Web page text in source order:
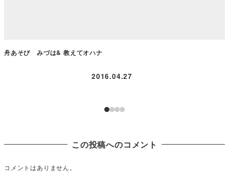
舟あそび みづは& 教えてオハナ
2016.04.27
この投稿へのコメント
コメントはありません。